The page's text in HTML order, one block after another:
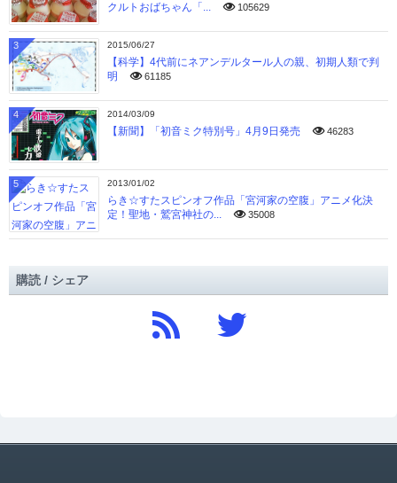
クルトおばちゃん「...
105629
2015/06/27
【科学】4代前にネアンデルタール人の親、初期人類で判
明
61185
3
2014/03/09
【新聞】「初音ミク特別号」4月9日発売 46283
4
2013/01/02
らき☆すたスピンオフ作品「宮河家の空腹」アニメ化決
定！聖地・鷲宮神社の...
35008
5
購読 / シェア